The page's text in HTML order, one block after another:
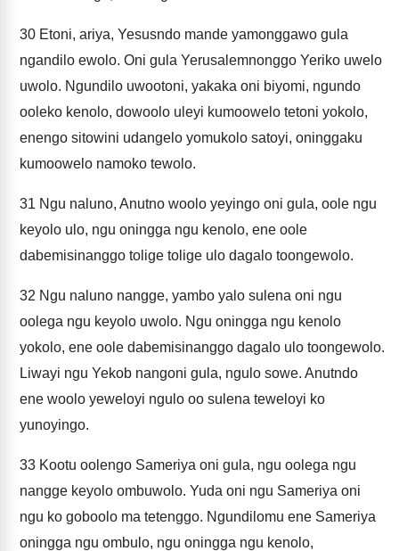
30 Etoni, ariya, Yesusndo mande yamonggawo gula
ngandilo ewolo. Oni gula Yerusalemnonggo Yeriko uwelo
uwolo. Ngundilo uwootoni, yakaka oni biyomi, ngundo
ooleko kenolo, dowoolo uleyi kumoowelo tetoni yokolo,
enengo sitowini udangelo yomukolo satoyi, oninggaku
kumoowelo namoko tewolo.
31 Ngu naluno, Anutno woolo yeyingo oni gula, oole ngu
keyolo ulo, ngu oningga ngu kenolo, ene oole
dabemisinanggo tolige tolige ulo dagalo toongewolo.
32 Ngu naluno nangge, yambo yalo sulena oni ngu
oolega ngu keyolo uwolo. Ngu oningga ngu kenolo
yokolo, ene oole dabemisinanggo dagalo ulo toongewolo.
Liwayi ngu Yekob nangoni gula, ngulo sowe. Anutndo
ene woolo yeweloyi ngulo oo sulena teweloyi ko
yunoyingo.
33 Kootu oolengo Sameriya oni gula, ngu oolega ngu
nangge keyolo ombuwolo. Yuda oni ngu Sameriya oni
ngu ko goboolo ma tetenggo. Ngundilomu ene Sameriya
oningga ngu ombulo, ngu oningga ngu kenolo,